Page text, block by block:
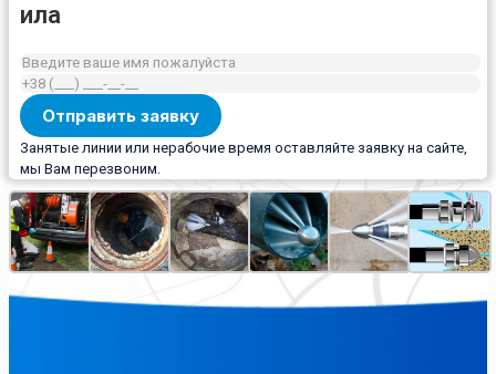
ила
Занятые линии или нерабочие время оставляйте заявку на сайте,
мы Вам перезвоним.